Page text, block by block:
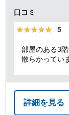
口コミ
★★★★★
★★★★★ 5
部屋のある3
散らかってい
詳細を見る